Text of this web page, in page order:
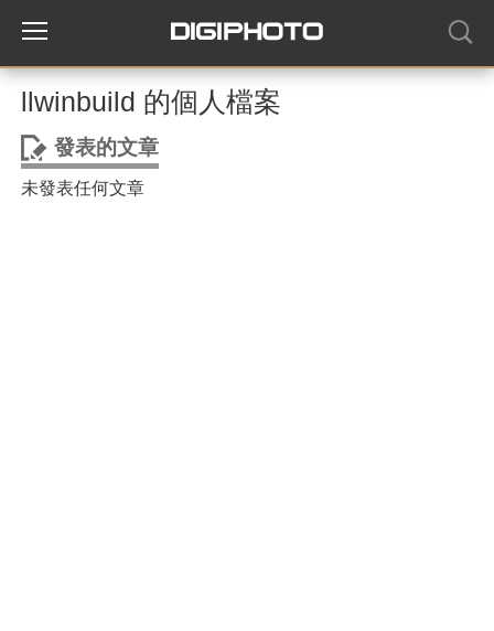
llwinbuild 的個人檔案
發表的文章
未發表任何文章